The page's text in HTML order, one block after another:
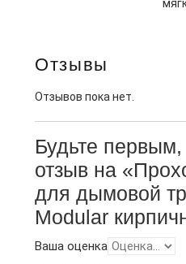
Отзывы
Отзывов пока нет.
Будьте первым,
отзыв на
для дымовой
Modular
Ваша оценка